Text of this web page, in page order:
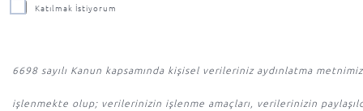
Katılmak İstiyorum
6698 sayılı Kanun kapsamında kişisel verileriniz aydınlatma
işlenmekte olup; verilerinizin işlenme amaçları, verilerinizin